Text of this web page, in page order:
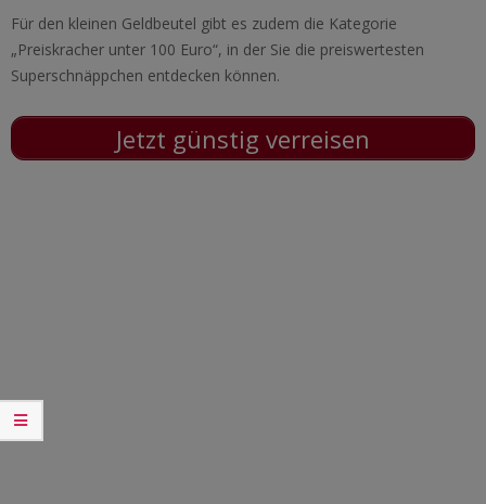
Für den kleinen Geldbeutel gibt es zudem die Kategorie
„Preiskracher unter 100 Euro“, in der Sie die preiswertesten
Superschnäppchen entdecken können.
Jetzt günstig verreisen